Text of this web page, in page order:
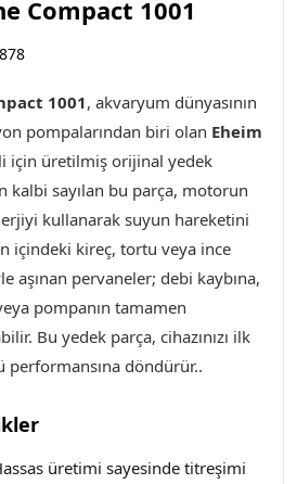
Compact 1001
1001, akvaryum dünyasının
pompalarından biri olan Eheim
için üretilmiş orijinal yedek
kalbi sayılan bu parça, motorun
kullanarak suyun hareketini
içindeki kireç, tortu veya ince
aşınan pervaneler; debi kaybına,
pompanın tamamen
Bu yedek parça, cihazınızı ilk
performansına döndürür..
üretimi sayesinde titreşimi